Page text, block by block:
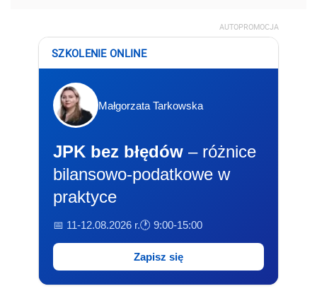
AUTOPROMOCJA
SZKOLENIE ONLINE
Małgorzata Tarkowska
JPK bez błędów – różnice
bilansowo-podatkowe w
praktyce
📅 11-12.08.2026 r.🕐 9:00-15:00
Zapisz się